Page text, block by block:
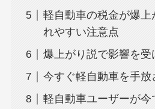
軽自動車の税金が爆上
れやすい注意点
爆上がり説で影響を
今すぐ軽自動車を手
軽自動車ユーザーが今